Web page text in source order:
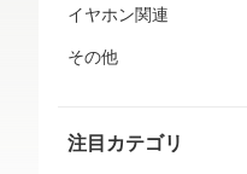
イヤホン関連
その他
注目カテゴリ